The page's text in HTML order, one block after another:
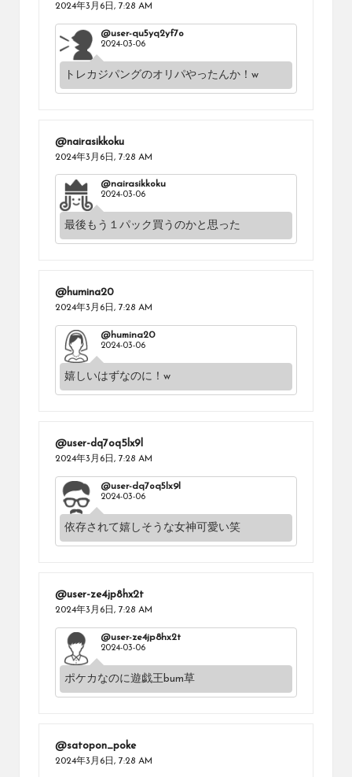
2024年3月6日, 7:28 AM
@user-qu5yq2yf7o
2024-03-06
トレカジパングのオリパやったんか！w
@nairasikkoku
2024年3月6日, 7:28 AM
@nairasikkoku
2024-03-06
最後もう１パック買うのかと思った
@humina20
2024年3月6日, 7:28 AM
@humina20
2024-03-06
嬉しいはずなのに！w
@user-dq7oq5lx9l
2024年3月6日, 7:28 AM
@user-dq7oq5lx9l
2024-03-06
依存されて嬉しそうな女神可愛い笑
@user-ze4jp8hx2t
2024年3月6日, 7:28 AM
@user-ze4jp8hx2t
2024-03-06
ポケカなのに遊戯王bum草
@satopon_poke
2024年3月6日, 7:28 AM